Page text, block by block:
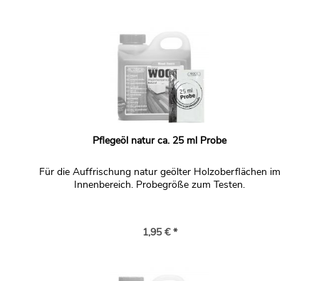
Pflegeöl natur ca. 25 ml Probe
Für die Auffrischung natur geölter Holzoberflächen im
Innenbereich. Probegröße zum Testen.
1,95 € *